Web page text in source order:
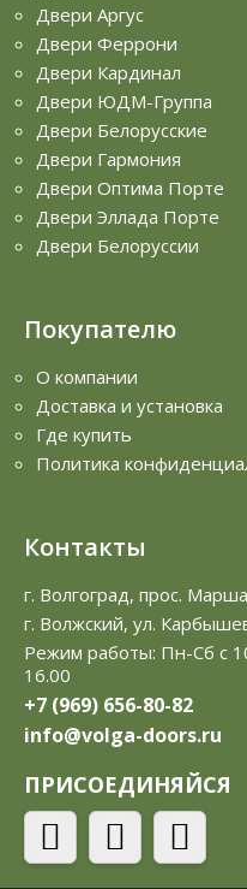
Двери Аргус
Двери Феррони
Двери Кардинал
Двери ЮДМ-Группа
Двери Белорусские
Двери Гармония
Двери Оптима Порте
Двери Эллада Порте
Двери Белоруссии
Покупателю
О компании
Доставка и установка
Где купить
Политика
Контакты
г. Волгоград, прос.
г. Волжский, ул.
Режим работы: Пн-Сб с
16.00
+7 (969) 656-80-82
info@volga-doors.ru
ПРИСОЕДИНЯЙСЯ